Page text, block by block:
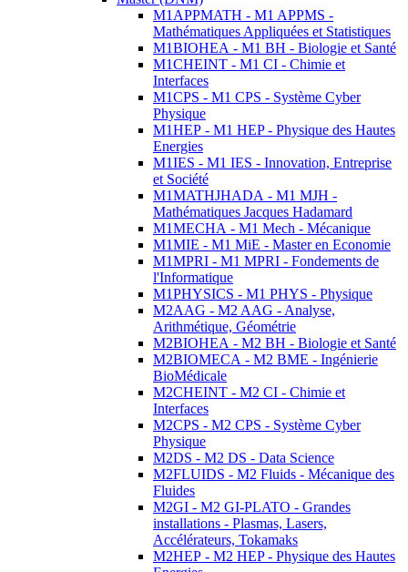
M1APPMATH - M1 APPMS -
Mathématiques Appliquées et Statistiques
M1BIOHEA - M1 BH - Biologie et Santé
M1CHEINT - M1 CI - Chimie et
Interfaces
M1CPS - M1 CPS - Système Cyber
Physique
M1HEP - M1 HEP - Physique des Hautes
Energies
M1IES - M1 IES - Innovation, Entreprise
et Société
M1MATHJHADA - M1 MJH -
Mathématiques Jacques Hadamard
M1MECHA - M1 Mech - Mécanique
M1MIE - M1 MiE - Master en Economie
M1MPRI - M1 MPRI - Fondements de
l'Informatique
M1PHYSICS - M1 PHYS - Physique
M2AAG - M2 AAG - Analyse,
Arithmétique, Géométrie
M2BIOHEA - M2 BH - Biologie et Santé
M2BIOMECA - M2 BME - Ingénierie
BioMédicale
M2CHEINT - M2 CI - Chimie et
Interfaces
M2CPS - M2 CPS - Système Cyber
Physique
M2DS - M2 DS - Data Science
M2FLUIDS - M2 Fluids - Mécanique des
Fluides
M2GI - M2 GI-PLATO - Grandes
installations - Plasmas, Lasers,
Accélérateurs, Tokamaks
M2HEP - M2 HEP - Physique des Hautes